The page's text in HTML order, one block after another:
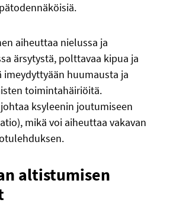
aiheuttaa nielussa ja
ärsytystä, polttavaa kipua ja
imeydyttyään huumausta ja
toimintahäiriöitä.
ksyleenin joutumiseen
mikä voi aiheuttaa vakavan
altistumisen